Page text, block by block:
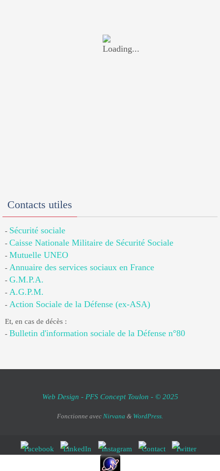
Contacts utiles
- Sécurité sociale
- Caisse Nationale Militaire de Sécurité Sociale
- Mutuelle UNEO
- Annuaire des services sociaux en France
- G.M.P.A.
- A.G.P.M.
- Action Sociale de la Défense (ex-ASA)
Et, en cas de décès :
- Bulletin d'information sociale de la Défense n°80
Web Design - PFS Concept Toulon - © 2025
Fonctionne avec Nirvana & WordPress.